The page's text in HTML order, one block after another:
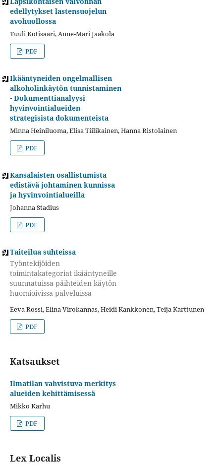
edellytykset lastensuojelun
avohuollossa
Tuuli Kotisaari, Anne-Mari Jaakola
PDF
Ikääntyneiden ongelmallisen
alkoholinkäytön tunnistaminen
- Dokumenttianalyysi
hyvinvointialueiden
strategisista dokumenteista
Minna Heiniluoma, Elisa Tiilikainen, Hanna Ristolainen
PDF
Kansalaisten osallistumista
edistävä johtaminen kunnissa
ja hyvinvointialueilla
Johanna Stadius
PDF
Taiteilua suhteissa
Työntekijöiden
toimintakategoriat ikääntyneille
suunnatuissa päihteiden käytön
huomioivissa palveluissa
Eeva Rossi, Elina Virokannas, Heidi Kankkonen, Teija Karttunen
PDF
Katsaukset
Ilmatilan vahvistuva merkitys
alueiden kehittämisessä
Mikko Karhu
PDF
Lex Localis